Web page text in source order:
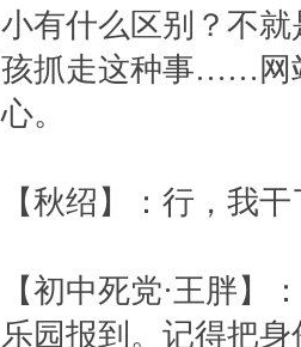
小有什么区别？不
孩抓走这种事……网
心。
【秋绍】：行，我
【初中死党·王胖】
乐园报到。记得把